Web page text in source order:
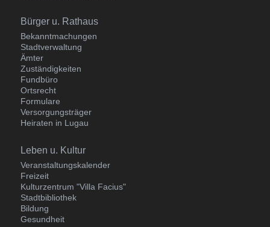
Navigation
überspringen
Bürger u. Rathaus
Bekanntmachungen
Stadtverwaltung
Ämter
Zuständigkeiten
Fundbüro
Ortsrecht
Formulare
Versorgungsträger
Heiraten in Lugau
Navigation
überspringen
Leben u. Kultur
Veranstaltungskalender
Freizeit
Kulturzentrum "Villa Facius"
Stadtbibliothek
Bildung
Gesundheit